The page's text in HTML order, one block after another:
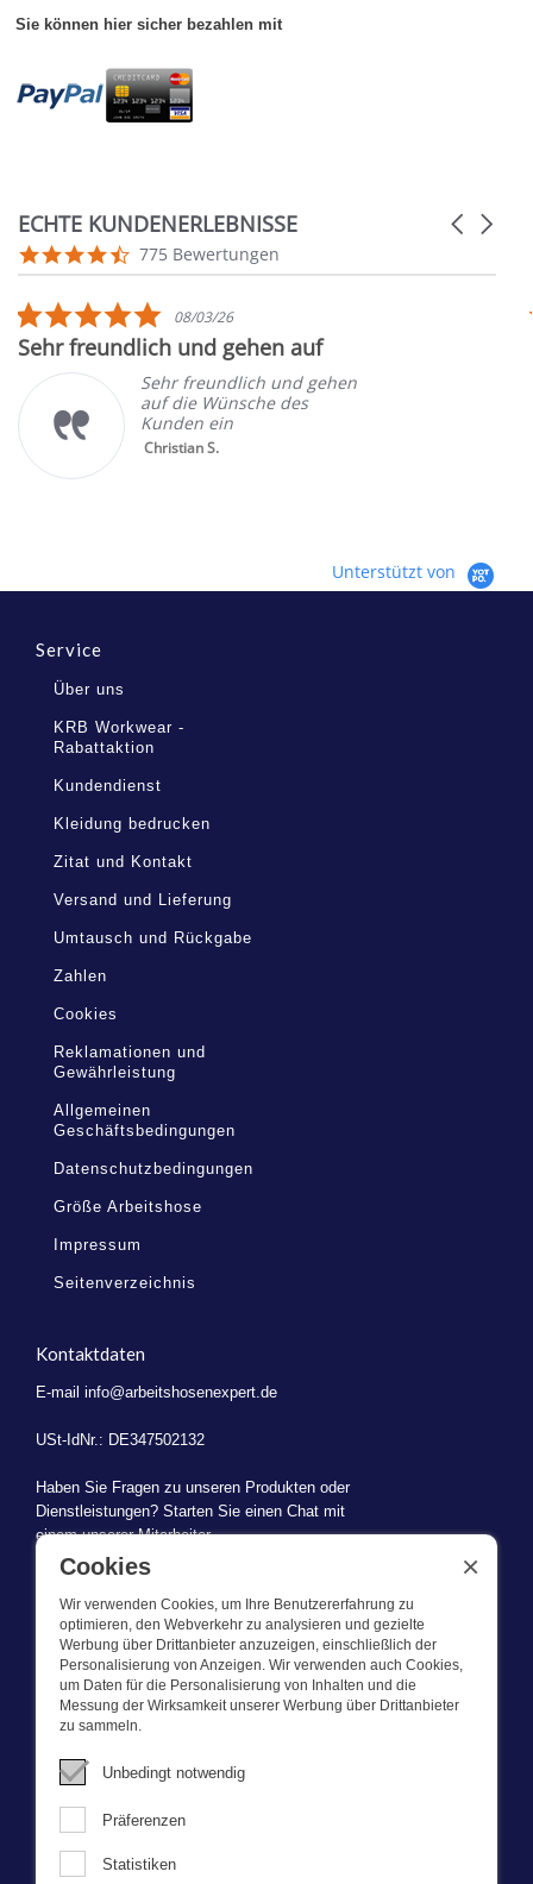
Sie können hier sicher bezahlen mit
ECHTE KUNDENERLEBNISSE
Reviews
carousel
Carousel
4.7
star
775 Bewertungen
5.0
star
rating
08/03/26
Sehr freundlich und gehen auf
Sehr freundlich und gehen
auf die Wünsche des
Kunden ein
Christian S.
Unterstützt von
Service
Über uns
KRB Workwear -
Rabattaktion
Kundendienst
Kleidung bedrucken
Zitat und Kontakt
Versand und Lieferung
Umtausch und Rückgabe
Zahlen
Cookies
Reklamationen und
Gewährleistung
Allgemeinen
Geschäftsbedingungen
Datenschutzbedingungen
Größe Arbeitshose
Impressum
Seitenverzeichnis
Kontaktdaten
E-mail info@arbeitshosenexpert.de
USt-IdNr.: DE347502132
Haben Sie Fragen zu unseren Produkten oder
Dienstleistungen? Starten Sie einen Chat mit
einem unserer Mitarbeiter.
WAS WIR TUN
Dieser Webshop ist Teil von BEVAZET BV. Bevazet beliefert seit
1983 große und kleinere Unternehmen mit Berufsbekleidung. Wir
haben einen eigenen Laden/Ausstellungsraum in Brandwijk. Wir
bieten unseren Kunden hochwertige und starke
Unternehmenskleidung zu einem wettbewerbsfähigen Preis. UnseR
Service ist schnell, wir führen Lagerbestände und liefern auch
maßgeschneiderte Unternehmenskleidung, die von unserem
Cookies
Wir verwenden Cookies, um Ihre Benutzererfahrung zu
optimieren, den Webverkehr zu analysieren und gezielte
Werbung über Drittanbieter anzuzeigen, einschließlich der
Personalisierung von Anzeigen. Wir verwenden auch Cookies,
um Daten für die Personalisierung von Inhalten und die
Messung der Wirksamkeit unserer Werbung über Drittanbieter
zu sammeln.
Unbedingt notwendig
Präferenzen
Statistiken
×